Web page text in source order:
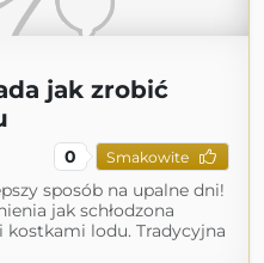
jak zrobić
0 Smakowite
sposób na upalne dni!
jak schłodzona
lodu. Tradycyjna